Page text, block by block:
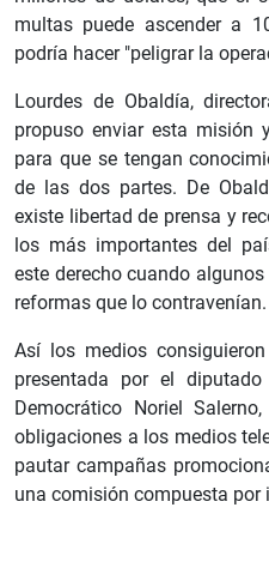
multas puede ascender a
podría hacer "peligrar la
Lourdes de Obaldía,
propuso enviar esta misión
para que se tengan
de las dos partes. De
existe libertad de prensa y
los más importantes del
este derecho cuando
reformas que lo contravenían.
Así los medios
presentada por el
Democrático Noriel
obligaciones a los medios
pautar campañas
una comisión compuesta por